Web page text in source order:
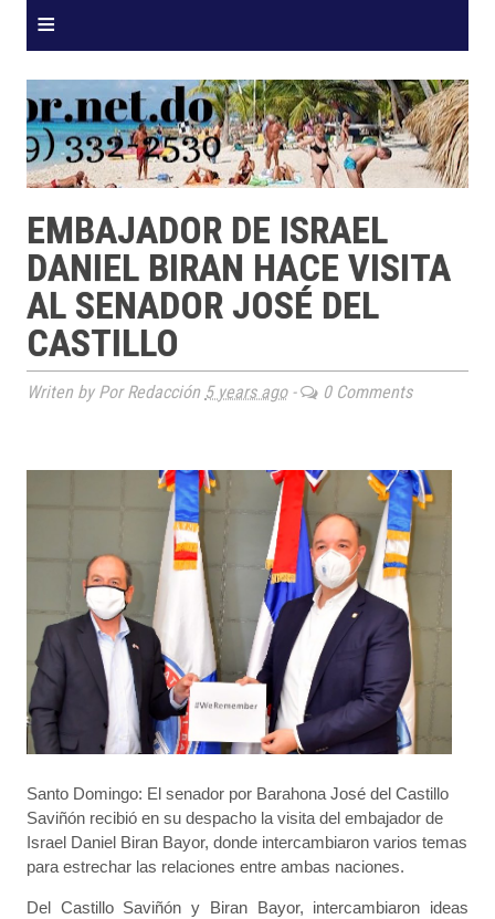
≡
EMBAJADOR DE ISRAEL
DANIEL BIRAN HACE VISITA
AL SENADOR JOSÉ DEL
CAST​ILLO
Writen by Por Redacción 5 years ago- 0 Comments
Santo Domingo: El senador por Barahona José del Cast​illo
Saviñón recibió en su despacho la visita del embajador de
Israel Daniel Biran Bayor,​ donde intercambiaron varios temas
para estrechar las relaciones entre ambas naciones.
Del Cast​illo Saviñón y Biran Bayor, intercambiaron ideas